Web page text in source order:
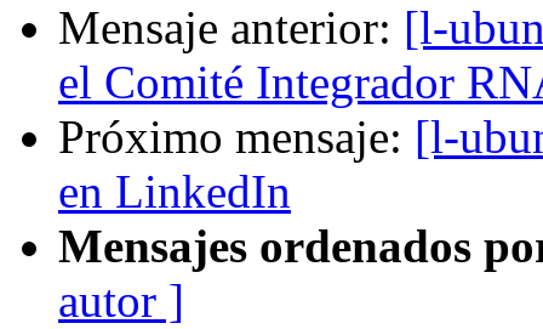
Mensaje anterior: [l-
el Comité Integrador
Próximo mensaje: [l-
en LinkedIn
Mensajes ordenados
autor ]